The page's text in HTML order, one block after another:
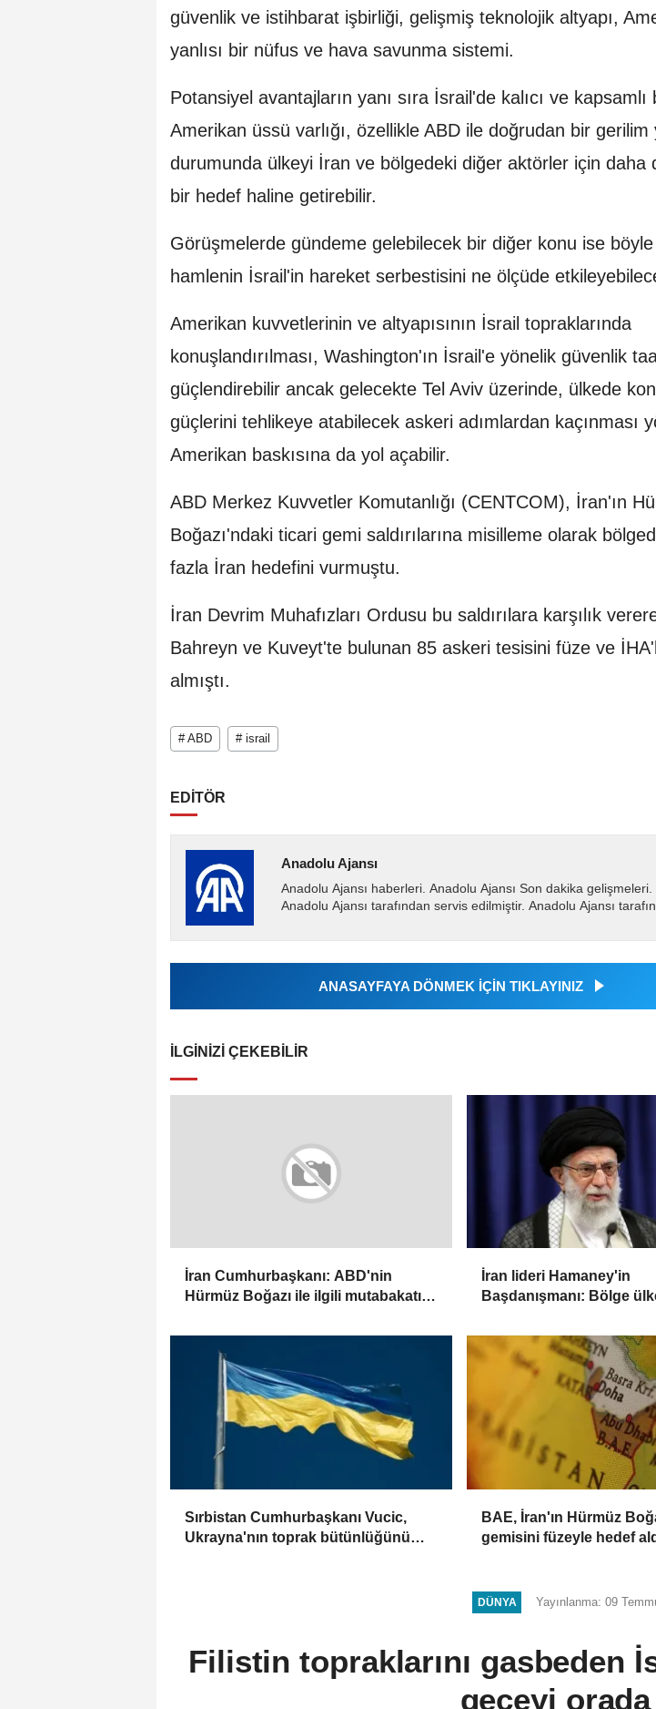
güvenlik ve istihbarat işbirliği, gelişmiş teknolojik altyapı,
yanlısı bir nüfus ve hava savunma sistemi.
Potansiyel avantajların yanı sıra İsrail'de kalıcı ve kapsamlı
Amerikan üssü varlığı, özellikle ABD ile doğrudan bir gerilim
durumunda ülkeyi İran ve bölgedeki diğer aktörler için daha
bir hedef haline getirebilir.
Görüşmelerde gündeme gelebilecek bir diğer konu ise
hamlenin İsrail'in hareket serbestisini ne ölçüde
Amerikan kuvvetlerinin ve altyapısının İsrail topraklarında
konuşlandırılması, Washington'ın İsrail'e yönelik güvenlik
güçlendirebilir ancak gelecekte Tel Aviv üzerinde, ülkede
güçlerini tehlikeye atabilecek askeri adımlardan kaçınması
Amerikan baskısına da yol açabilir.
ABD Merkez Kuvvetler Komutanlığı (CENTCOM), İran'ın
Boğazı'ndaki ticari gemi saldırılarına misilleme olarak
fazla İran hedefini vurmuştu.
İran Devrim Muhafızları Ordusu bu saldırılara karşılık
Bahreyn ve Kuveyt'te bulunan 85 askeri tesisini füze ve
almıştı.
# ABD # israil
EDİTÖR
Anadolu Ajansı
Anadolu Ajansı haberleri. Anadolu Ajansı Son dakika
Anadolu Ajansı tarafından servis edilmiştir. Anadolu Ajansı
ANASAYFAYA DÖNMEK İÇİN TIKLAYINIZ
İLGINIZI ÇEKEBILIR
İran Cumhurbaşkanı: ABD'nin
Hürmüz Boğazı ile ilgili mutabakatı
İran lideri Hamaney'in
Başdanışmanı: Bölge
Sırbistan Cumhurbaşkanı Vucic,
Ukrayna'nın toprak bütünlüğünü
BAE, İran'ın Hürmüz
gemisini füzeyle hedef
DÜNYA Yayınlanma: 09
Filistin topraklarını gasbeden
geceyi